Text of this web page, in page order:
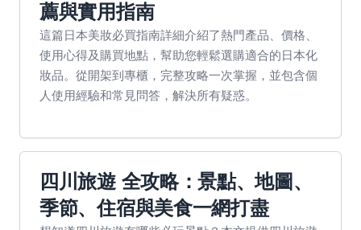
薦與實用指南
這篇日本美妝必買指南詳細介紹了熱門產品、價格、
使用心得及購買地點，幫助您輕鬆選購適合的日本化
妝品。從開架到專櫃，完整攻略一次掌握，並包含個
人使用經驗和常見問答，解決所有疑惑。
四川旅遊 全攻略：景點、地圖、
季節、住宿與美食一網打盡